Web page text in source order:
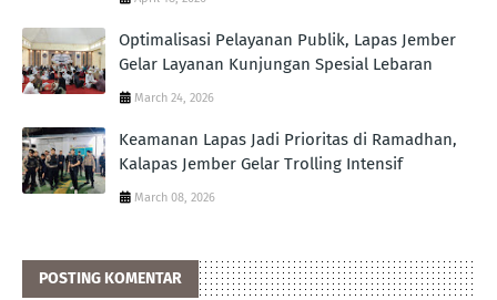
Optimalisasi Pelayanan Publik, Lapas Jember
Gelar Layanan Kunjungan Spesial Lebaran
March 24, 2026
Keamanan Lapas Jadi Prioritas di Ramadhan,
Kalapas Jember Gelar Trolling Intensif
March 08, 2026
POSTING KOMENTAR